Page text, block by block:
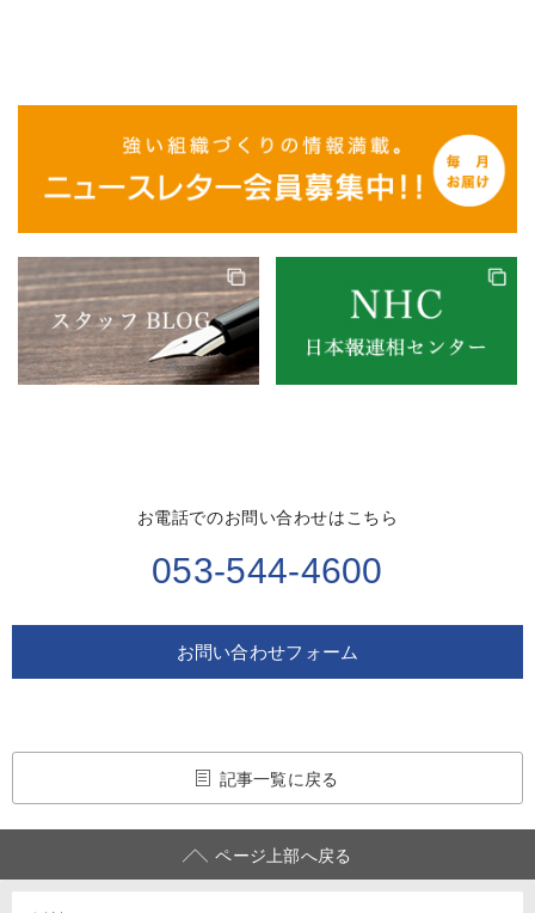
お電話でのお問い合わせはこちら
053-544-4600
お問い合わせフォーム
記事一覧に戻る
ページ上部へ戻る